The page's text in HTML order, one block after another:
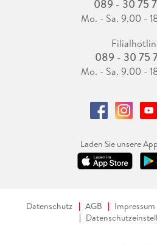
089 - 30 75
Mo. - Sa. 9.00 -
089 - 30 75
Mo. - Sa. 9.00 -
Laden Sie unsere
Datenschutz AGB Impressum